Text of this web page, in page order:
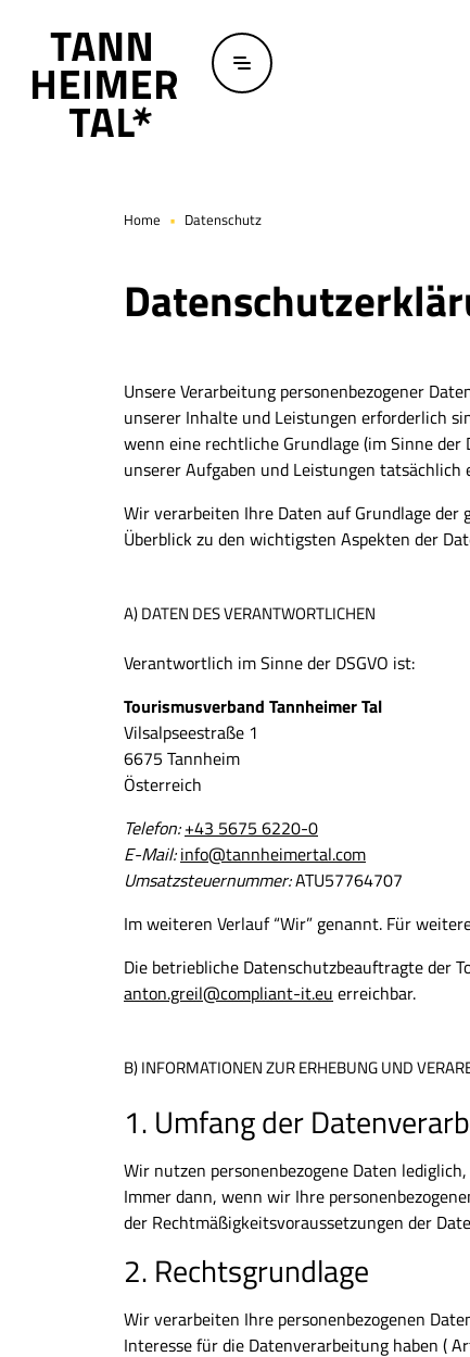
Home Datenschutz
Unsere Verarbeitung personenbezogener
unserer Inhalte und Leistungen erforderlich
wenn eine rechtliche Grundlage (im Sinne
unserer Aufgaben und Leistungen
Wir verarbeiten Ihre Daten auf Grundlage der
Überblick zu den wichtigsten Aspekten der
A) DATEN DES VERANTWORTLICHEN
Verantwortlich im Sinne der DSGVO ist:
Tourismusverband Tannheimer Tal
Vilsalpseestraße 1
6675 Tannheim
Österreich
Telefon: +43 5675 6220-0
E-Mail: info@tannheimertal.com
Umsatzsteuernummer:ATU57764707
Im weiteren Verlauf “Wir” genannt. Für
Die betriebliche Datenschutzbeauftragte der
anton.greil@compliant-it.eu erreichbar.
B) INFORMATIONEN ZUR ERHEBUNG UND
1. Umfang der
Wir nutzen personenbezogene Daten
Immer dann, wenn wir Ihre
der Rechtmäßigkeitsvoraussetzungen der
2. Rechtsgrundlage
Wir verarbeiten Ihre personenbezogenen
Interesse für die Datenverarbeitung haben (